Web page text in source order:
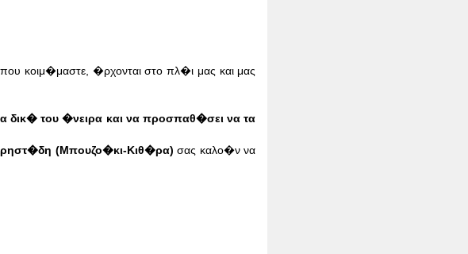
κοιμ�μαστε, �ρχονται στο πλ�ι μας και μας
δικ� του �νειρα και να προσπαθ�σει να τα
(Μπουζο�κι-Κιθ�ρα) σας καλο�ν να